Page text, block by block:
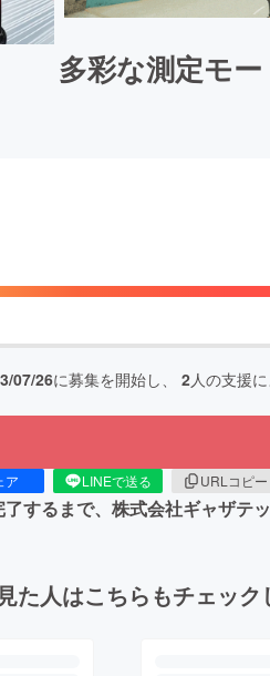
多彩な測定モ
07/26に募集を開始し、 2人の支援
ア LINEで送る URLコピー
するまで、株式会社ギャザ
た人はこちらもチェック